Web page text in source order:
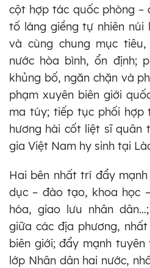
cột hợp tác quốc phòng –
tố láng giềng tự nhiên núi
và cùng chung mục
nước hòa bình, ổn định;
khủng bố, ngăn chặn và
phạm xuyên biên giới
ma túy; tiếp tục phối hợp
hương hài cốt liệt sĩ quân
gia Việt Nam hy sinh tại
Hai bên nhất trí đẩy
dục – đào tạo, khoa học
hóa, giao lưu nhân
giữa các địa phương,
biên giới; đẩy mạnh
lớp Nhân dân hai nước,